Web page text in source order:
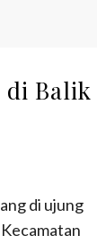
di Balik
di ujung